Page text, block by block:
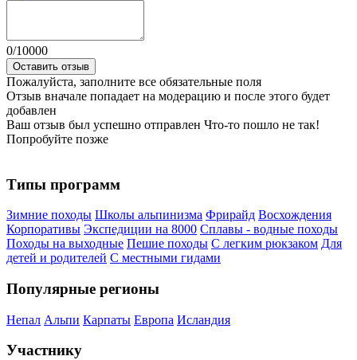
0/10000
Оставить отзыв
Пожалуйста, заполните все обязательные поля
Отзыв вначале попадает на модерацию и после этого будет
добавлен
Ваш отзыв был успешно отправлен Что-то пошло не так!
Попробуйте позже
Типы программ
Зимние походы Школы альпинизма Фрирайд Восхождения
Корпоративы Экспедиции на 8000 Сплавы - водные походы
Походы на выходные Пешие походы С легким рюкзаком Для
детей и родителей С местными гидами
Популярные регионы
Непал Альпи Карпаты Европа Исландия
Участнику